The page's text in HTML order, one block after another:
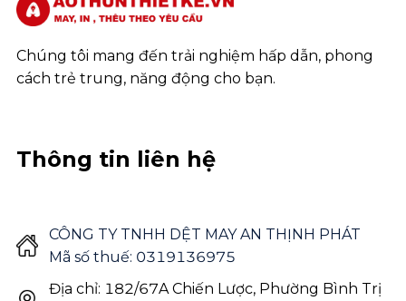
Chúng tôi mang đến trải nghiệm hấp dẫn, phong
cách trẻ trung, năng động cho bạn.
Thông tin liên hệ
Địa chỉ: 182/67A Chiến Lược, Phường Bình Trị
CÔNG TY TNHH DỆT MAY AN THỊNH PHÁT
Mã số thuế: 0319136975